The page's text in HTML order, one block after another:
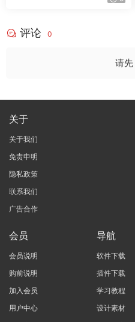
评论 0
请先
关于
关于我们
免责申明
隐私政策
联系我们
广告合作
会员
会员说明
购前说明
加入会员
用户中心
导航
软件下载
插件下载
学习教程
设计素材